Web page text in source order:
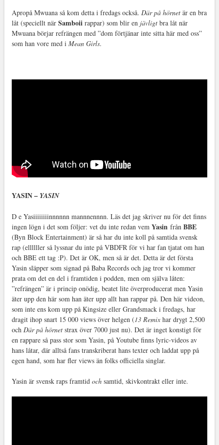
Apropå Mwuana så kom detta i fredags också. Där på hörnetär en bra
låt (speciellt när Samboiirappar) som blir en jävligtbra låt när
Mwuana börjar refrängen med ”dom förtjänar inte sitta här med oss”
som han vore med i Mean Girls.
YASIN – YASIN
D e Yasiiiiiiiinnnnnn mannnennnn. Läs det jag skriver nu för det finns
ingen lögn i det som följer: vet du inte redan vem Yasinfrån BBE
(Byn Block Entertainment) är så har du inte koll på samtida svensk
rap (ellllller så lyssnar du inte på VBDFR för vi har fan tjatat om han
och BBE ett tag :P). Det är OK, men så är det. Detta är det första
Yasin släpper som signad på Baba Records och jag tror vi kommer
prata om det en del i framtiden i podden, men om själva låten:
”refrängen” är i princip onödig, beatet lite överproducerat men Yasin
äter upp den här som han äter upp allt han rappar på. Den här videon,
som inte ens kom upp på Kingsize eller Grandsmack i fredags, har
dragit ihop snart 15 000 views över helgen (13 Remixhar drygt 2,500
och Där på hörnetstrax över 7000 just nu). Det är inget konstigt för
en rappare så pass stor som Yasin, på Youtube finns lyric-videos av
hans låtar, där alltså fans transkriberat hans texter och laddat upp på
egen hand, som har fler views än folks officiella singlar.
Yasin är svensk raps framtid ochsamtid, skivkontrakt eller inte.